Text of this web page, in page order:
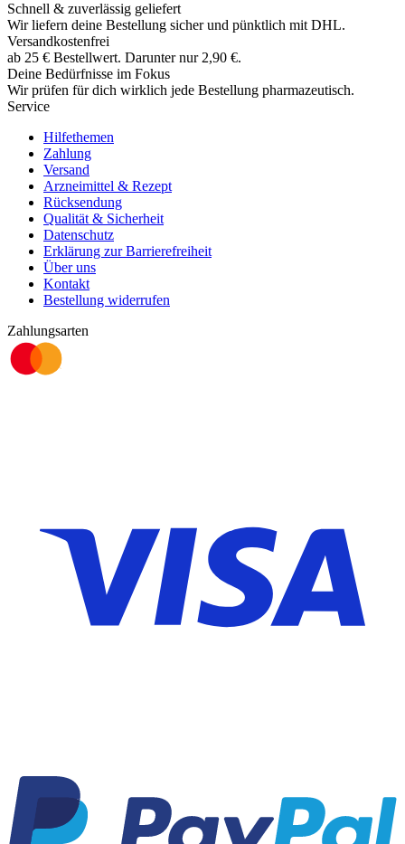
Schnell & zuverlässig geliefert
Wir liefern deine Bestellung sicher und pünktlich mit DHL.
Versandkostenfrei
ab 25 € Bestellwert. Darunter nur 2,90 €.
Deine Bedürfnisse im Fokus
Wir prüfen für dich wirklich jede Bestellung pharmazeutisch.
Service
Hilfethemen
Zahlung
Versand
Arzneimittel & Rezept
Rücksendung
Qualität & Sicherheit
Datenschutz
Erklärung zur Barrierefreiheit
Über uns
Kontakt
Bestellung widerrufen
Zahlungsarten